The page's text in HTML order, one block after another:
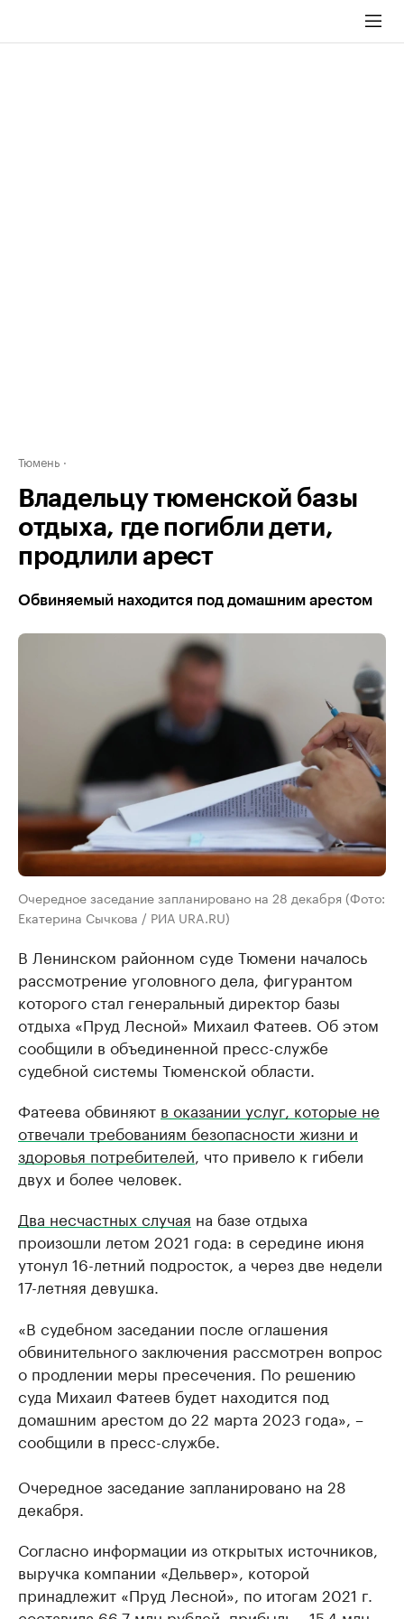
Тюмень
Владельцу тюменской базы
отдыха, где погибли дети,
продлили арест
Обвиняемый находится под домашним арестом
Очередное заседание запланировано на 28 декабря (Фото:
Екатерина Сычкова / РИА URA.RU)
В Ленинском районном суде Тюмени началось
рассмотрение уголовного дела, фигурантом
которого стал генеральный директор базы
отдыха «Пруд Лесной» Михаил Фатеев. Об этом
сообщили в объединенной пресс-службе
судебной системы Тюменской области.
Фатеева обвиняют в оказании услуг, которые не
отвечали требованиям безопасности жизни и
здоровья потребителей , что привело к гибели
двух и более человек.
Два несчастных случая на базе отдыха
произошли летом 2021 года: в середине июня
утонул 16-летний подросток, а через две недели
17-летняя девушка.
«В судебном зaседaнии после оглaшения
обвинительного зaключения рaссмотрен вопрос
о продлении меры пресечения. По решению
судa Михaил Фaтеев будет нaходится под
домaшним aрестом до 22 мaртa 2023 годa», –
сообщили в пресс-службе.
Очередное заседание запланировано на 28
декабря.
Согласно информации из открытых источников,
выручка компании «Дельвер», которой
принадлежит «Пруд Лесной», по итогам 2021 г.